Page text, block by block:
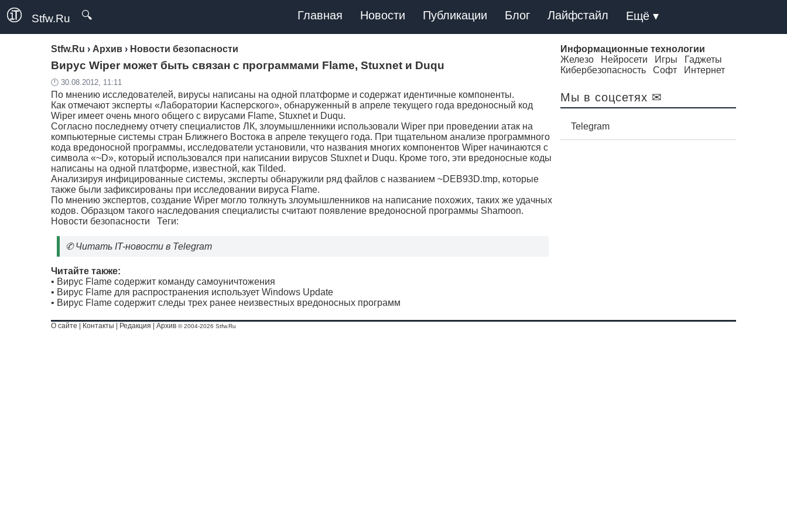
Stfw.Ru 🔍 Главная Новости Публикации Блог Лайфстайл Ещё ▾
Stfw.Ru › Архив › Новости безопасности
Вирус Wiper может быть связан с программами Flame, Stuxnet и Duqu
🕛 30.08.2012, 11:11
По мнению исследователей, вирусы написаны на одной платформе и содержат идентичные компоненты.
Как отмечают эксперты «Лаборатории Касперского», обнаруженный в апреле текущего года вредоносный код
Wiper имеет очень много общего с вирусами Flame, Stuxnet и Duqu.
Согласно последнему отчету специалистов ЛК, злоумышленники использовали Wiper при проведении атак на
компьютерные системы стран Ближнего Востока в апреле текущего года. При тщательном анализе программного
кода вредоносной программы, исследователи установили, что названия многих компонентов Wiper начинаются с
символа «~D», который использовался при написании вирусов Stuxnet и Duqu. Кроме того, эти вредоносные коды
написаны на одной платформе, известной, как Tilded.
Анализируя инфицированные системы, эксперты обнаружили ряд файлов с названием ~DEB93D.tmp, которые
также были зафиксированы при исследовании вируса Flame.
По мнению экспертов, создание Wiper могло толкнуть злоумышленников на написание похожих, таких же удачных
кодов. Образцом такого наследования специалисты считают появление вредоносной программы Shamoon.
Новости безопасности Теги:
✆Читать IT-новости в Telegram
Читайте также:
• Вирус Flame содержит команду самоуничтожения
• Вирус Flame для распространения использует Windows Update
• Вирус Flame содержит следы трех ранее неизвестных вредоносных программ
Информационные технологии
Железо
Нейросети Игры
Гаджеты
Кибербезопасность
Софт Интернет
Мы в соцсетях ✉
Telegram
О сайте Контакты Редакция Архив © 2004-2026 Stfw.Ru